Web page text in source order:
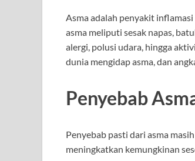
Asma adalah penyakit
asma meliputi sesak napas,
alergi, polusi udara, hingga
dunia mengidap asma, dan
Penyebab
Penyebab pasti dari asma
meningkatkan kemungkinan